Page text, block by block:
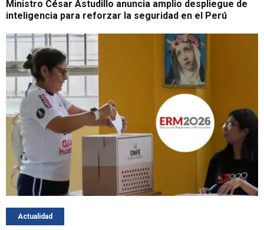
Ministro César Astudillo anuncia amplio despliegue de
inteligencia para reforzar la seguridad en el Perú
Actualidad